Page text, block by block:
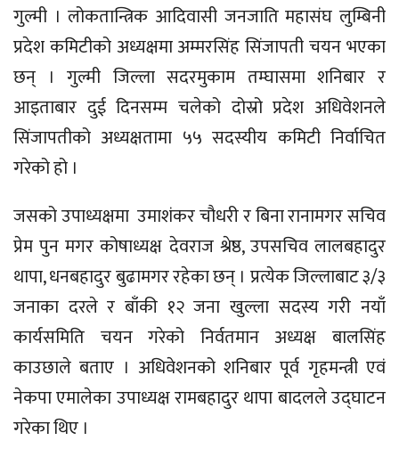
गुल्मी । लोकतान्त्रिक आदिवासी जनजाति महासंघ लुम्बिनी
प्रदेश कमिटीको अध्यक्षमा अम्मरसिंह सिंजापती चयन भएका
छन् । गुल्मी जिल्ला सदरमुकाम तम्घासमा शनिबार र
आइताबार दुई दिनसम्म चलेको दोस्रो प्रदेश अधिवेशनले
सिंजापतीको अध्यक्षतामा ५५ सदस्यीय कमिटी निर्वाचित
गरेको हो ।
जसको उपाध्यक्षमा उमाशंकर चौधरी र बिना रानामगर सचिव
प्रेम पुन मगर कोषाध्यक्ष देवराज श्रेष्ठ, उपसचिव लालबहादुर
थापा, धनबहादुर बुढामगर रहेका छन् । प्रत्येक जिल्लाबाट ३/३
जनाका दरले र बाँकी १२ जना खुल्ला सदस्य गरी नयाँ
कार्यसमिति चयन गरेको निर्वतमान अध्यक्ष बालसिंह
काउछाले बताए । अधिवेशनको शनिबार पूर्व गृहमन्त्री एवं
नेकपा एमालेका उपाध्यक्ष रामबहादुर थापा बादलले उद्घाटन
गरेका थिए ।